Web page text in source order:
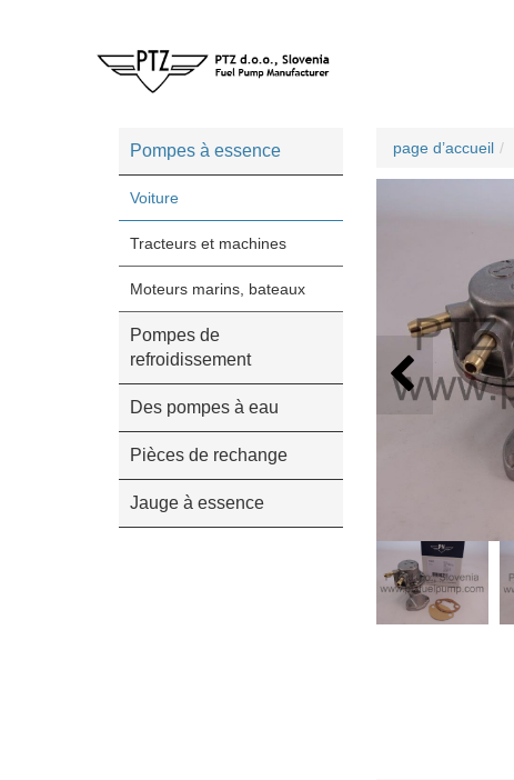
Pompes à essence
Voiture
Tracteurs et machines
Moteurs marins, bateaux
Pompes de
refroidissement
Des pompes à eau
Pièces de rechange
Jauge à essence
page d’accueil